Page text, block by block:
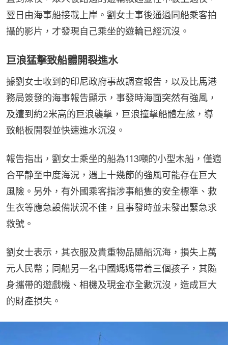
翌日由海事船接載上岸。劉女士事後通過同船乘客拍
攝的影片，才發現自己乘坐的遊輪已經沉沒。
巨浪猛擊致船體開裂進水
據劉女士收到的印尼政府事故調查報告，以及比馬港
務局簽發的海事報告顯示，事發時海面突然有強風，
及遭到約2米高的巨浪襲擊，巨浪撞擊船體左舷，導
致船板開裂並快速進水沉沒。
報告指出，劉女士乘坐的船為113噸的小型木船，僅適
合平静至中度海況，遇上十幾節的強風可能存在巨大
風險。另外，有外國乘客指涉事船隻的安全標準、救
生衣等應急設備狀況不佳，且事發時並未發出緊急求
救號。
劉女士表示，其衣服及貴重物品隨船沉海，損失上萬
元人民幣；同船另一名中國媽媽帶着三個孩子，其隨
身攜帶的遊戲機、相機及現金亦全數沉沒，造成巨大
的財產損失。